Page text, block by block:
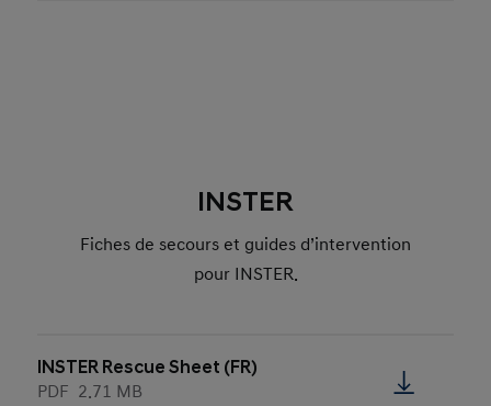
INSTER
Fiches de secours et guides d’intervention
pour INSTER.
INSTER Rescue Sheet (FR)
PDF 2.71 MB